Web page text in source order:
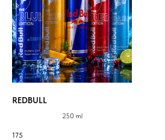
REDBULL
250 ml
175